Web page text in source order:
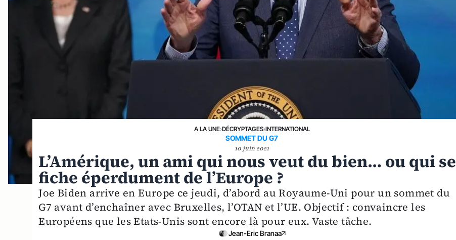
A LA UNE›DÉCRYPTAGES›INTERNATIONAL
SOMMET DU G7
10 juin 2021
L’Amérique, un ami qui nous veut du bien… ou qui se
fiche éperdument de l’Europe ?
Joe Biden arrive en Europe ce jeudi, d’abord au Royaume-Uni pour un sommet du
G7 avant d’enchaîner avec Bruxelles, l’OTAN et l’UE. Objectif : convaincre les
Européens que les Etats-Unis sont encore là pour eux. Vaste tâche.
Jean-Eric Branaa